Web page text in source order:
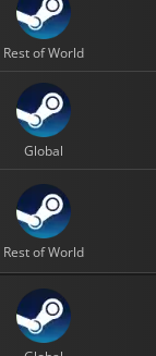
Rest of World
Global
Rest of World